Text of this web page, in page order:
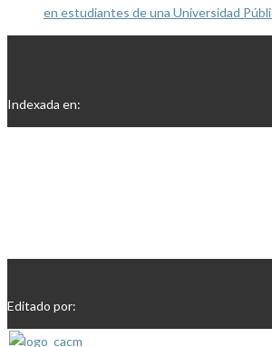
en estudiantes de una Universidad
Indexada en:
Editado por: